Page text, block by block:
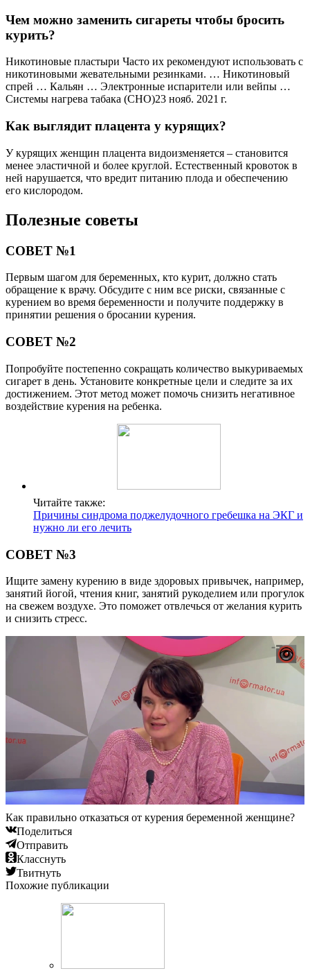
Чем можно заменить сигареты чтобы бросить
курить?
Никотиновые пластыри Часто их рекомендуют использовать с
никотиновыми жевательными резинками. … Никотиновый
спрей … Кальян … Электронные испарители или вейпы …
Системы нагрева табака (СНО)23 нояб. 2021 г.
Как выглядит плацента у курящих?
У курящих женщин плацента видоизменяется – становится
менее эластичной и более круглой. Естественный кровоток в
ней нарушается, что вредит питанию плода и обеспечению
его кислородом.
Полезные советы
СОВЕТ №1
Первым шагом для беременных, кто курит, должно стать
обращение к врачу. Обсудите с ним все риски, связанные с
курением во время беременности и получите поддержку в
принятии решения о бросании курения.
СОВЕТ №2
Попробуйте постепенно сокращать количество выкуриваемых
сигарет в день. Установите конкретные цели и следите за их
достижением. Этот метод может помочь снизить негативное
воздействие курения на ребенка.
Читайте также:
Причины синдрома поджелудочного гребешка на ЭКГ и
нужно ли его лечить
СОВЕТ №3
Ищите замену курению в виде здоровых привычек, например,
занятий йогой, чтения книг, занятий рукоделием или прогулок
на свежем воздухе. Это поможет отвлечься от желания курить
и снизить стресс.
Как правильно отказаться от курения беременной женщине?
Поделиться
Отправить
Класснуть
Твитнуть
Похожие публикации